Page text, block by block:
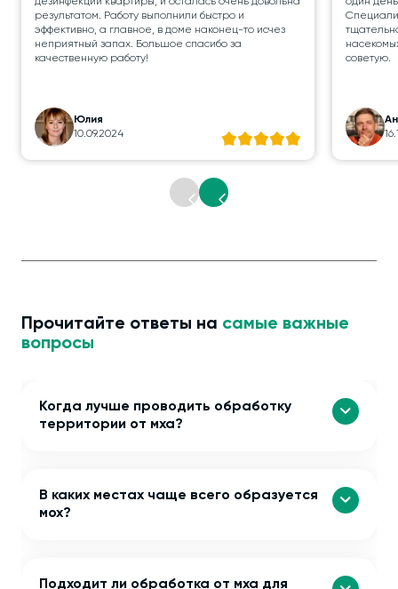
результатом. Работу выполнили быстро и
эффективно, а главное, в доме наконец-то исчез
неприятный запах. Большое спасибо за
качественную работу!
Юлия
10.09.2024
советую.
Прочитайте ответы на самые важные
вопросы
Когда лучше проводить обработку
территории от мха?
В каких местах чаще всего образуется
мох?
Подходит ли обработка от мха для